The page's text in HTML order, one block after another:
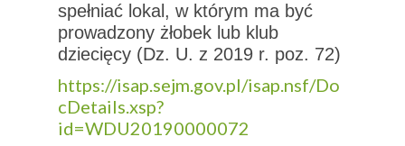
spełniać lokal, w którym ma być
prowadzony żłobek lub klub
dziecięcy (Dz. U. z 2019 r. poz. 72)
https://isap.sejm.gov.pl/isap.nsf/Do
cDetails.xsp?
id=WDU20190000072